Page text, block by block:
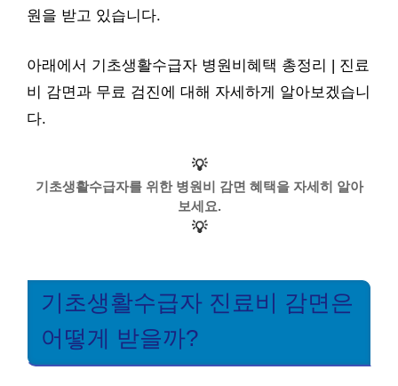
원을 받고 있습니다.
아래에서 기초생활수급자 병원비혜택 총정리 | 진료
비 감면과 무료 검진에 대해 자세하게 알아보겠습니
다.
💡
기초생활수급자를 위한 병원비 감면 혜택을 자세히 알아
보세요.
💡
기초생활수급자 진료비 감면은
어떻게 받을까?